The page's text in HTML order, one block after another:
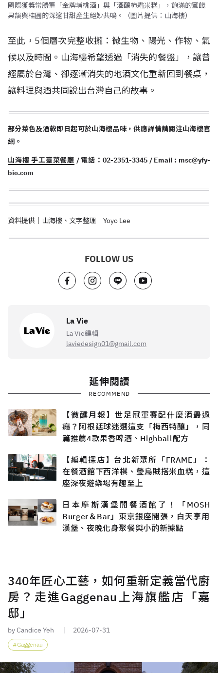
國際獲獎常勝軍「金牌埔桃酒」與「酒釀柿霜米糕」，飽滿的蜜餞
果韻與桂圓的深邃甘甜產生絕妙共鳴。（圖片提供：山海樓）
至此，5個層次完整收攏：微生物、陽光、作物、氣
候以及時間。山海樓希望透過「消失的餐盤」，讓曾
經屬於台灣、卻逐漸消失的地酒文化重新回到餐桌，
讓料理與酒共同說出台灣自己的故事。
部分菜色及酒款即日起可於山海樓品味，供應詳情請關注山海樓官
網。
山海樓 手工臺菜餐廳 / 電話：02-2351-3345 / Email : msc@yfy-
bio.com
資料提供｜山海樓、文字整理｜Yoyo Lee
FOLLOW US
La Vie
La Vie編輯
laviedesign01@gmail.com
延伸閱讀
RECOMMEND
【微醺月報】世足冠軍賽配什麼酒最過
癮？阿根廷球迷選這支「梅西特釀」，同
篇推薦4款果香啤酒、Highball配方
【編輯探店】台北新聚所「FRAME」：
在餐酒館下西洋棋、瑩烏賊搭米血糕，這
座深夜遊樂場有趣至上
日本摩斯漢堡開餐酒館了！「MOSH
Burger＆Bar」東京銀座開張，白天享用
漢堡、夜晚化身聚餐與小酌新據點
340年匠心工藝，如何重新定義當代廚
房？走進Gaggenau上海旗艦店「嘉
邸」
by Candice Yeh 2026-07-31
Gaggenau